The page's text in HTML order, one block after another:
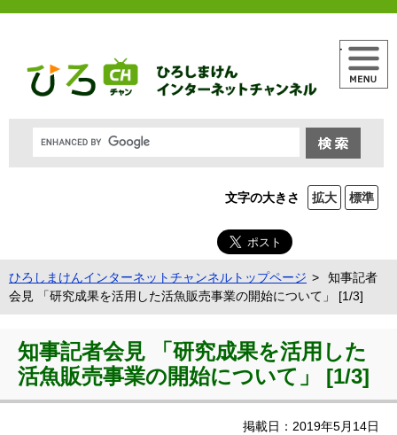
文字の大きさ 拡大 標準
メニュー
ひろしまけんインターネットチャンネルトップページ
知事記者
会見 「研究成果を活用した活魚販売事業の開始について」 [1/3]
知事記者会見 「研究成果を活用した
活魚販売事業の開始について」 [1/3]
掲載日：2019年5月14日